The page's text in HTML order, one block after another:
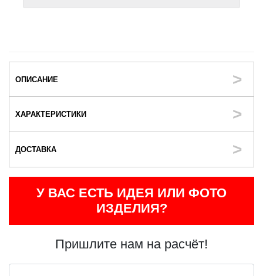
ОПИСАНИЕ
ХАРАКТЕРИСТИКИ
ДОСТАВКА
У ВАС ЕСТЬ ИДЕЯ ИЛИ ФОТО
ИЗДЕЛИЯ?
Пришлите нам на расчёт!